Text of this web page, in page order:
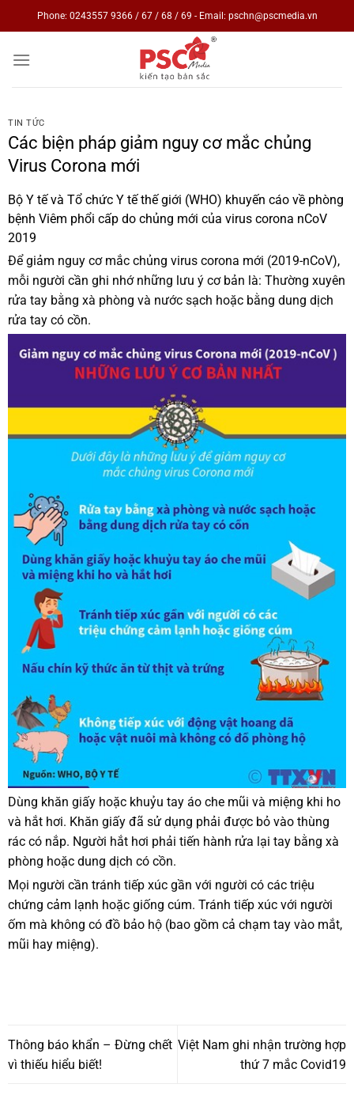
to
Phone: 0243557 9366 / 67 / 68 / 69 - Email: pschn@pscmedia.vn
TIN TỨC
Các biện pháp giảm nguy cơ mắc chủng
Virus Corona mới
Bộ Y tế và Tổ chức Y tế thế giới (WHO) khuyến cáo về phòng
bệnh Viêm phổi cấp do chủng mới của virus corona nCoV
2019
Để giảm nguy cơ mắc chủng virus corona mới (2019-nCoV),
mỗi người cần ghi nhớ những lưu ý cơ bản là: Thường xuyên
rửa tay bằng xà phòng và nước sạch hoặc bằng dung dịch
rửa tay có cồn.
Dùng khăn giấy hoặc khuỷu tay áo che mũi và miệng khi ho
và hắt hơi. Khăn giấy đã sử dụng phải được bỏ vào thùng
rác có nắp. Người hắt hơi phải tiến hành rửa lại tay bằng xà
phòng hoặc dung dịch có cồn.
Mọi người cần tránh tiếp xúc gần với người có các triệu
chứng cảm lạnh hoặc giống cúm. Tránh tiếp xúc với người
ốm mà không có đồ bảo hộ (bao gồm cả chạm tay vào mắt,
mũi hay miệng).
Thông báo khẩn – Đừng chết
vì thiếu hiểu biết!
Việt Nam ghi nhận trường hợp
thứ 7 mắc Covid19